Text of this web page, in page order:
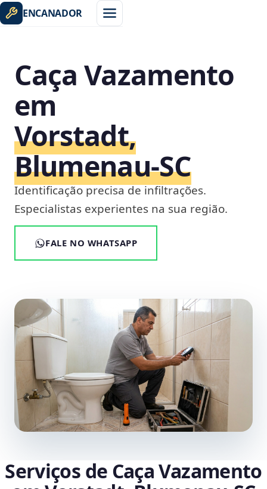
ENCANADOR
Caça Vazamento
em
Vorstadt,
Blumenau‑SC
Identificação precisa de infiltrações.
Especialistas experientes na sua região.
FALE NO WHATSAPP
Serviços de Caça Vazamento